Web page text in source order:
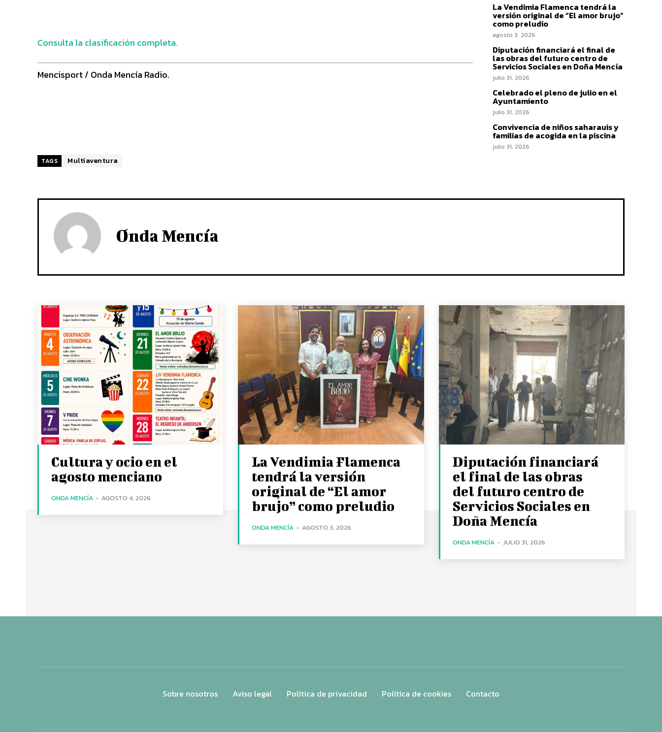
Consulta la clasificación completa.
Mencisport / Onda Mencía Radio.
TAGS Multiaventura
La Vendimia Flamenca tendrá la
versión original de “El amor brujo”
como preludio
agosto 3, 2026
Diputación financiará el final de
las obras del futuro centro de
Servicios Sociales en Doña Mencía
julio 31, 2026
Celebrado el pleno de julio en el
Ayuntamiento
julio 31, 2026
Convivencia de niños saharauis y
familias de acogida en la piscina
julio 31, 2026
Onda Mencía
Cultura y ocio en el
agosto menciano
ONDA MENCÍA - AGOSTO 4, 2026
La Vendimia Flamenca
tendrá la versión
original de “El amor
brujo” como preludio
ONDA MENCÍA - AGOSTO 3, 2026
Diputación financiará
el final de las obras
del futuro centro de
Servicios Sociales en
Doña Mencía
ONDA MENCÍA - JULIO 31, 2026
Sobre nosotros Aviso legal Política de privacidad Política de cookies Contacto